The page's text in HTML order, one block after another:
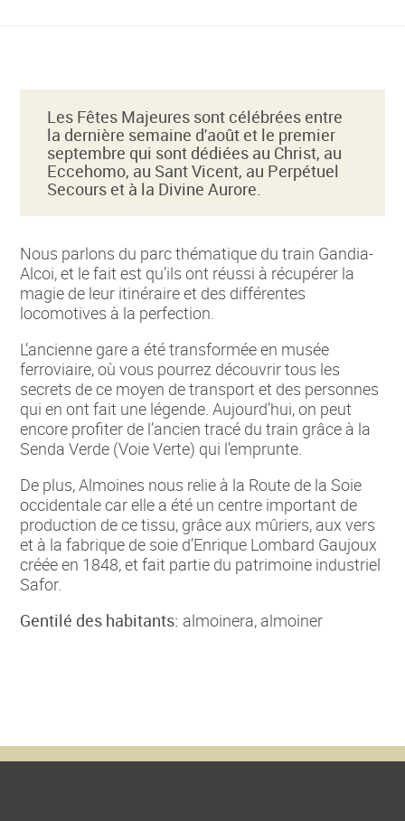
Les Fêtes Majeures sont célébrées entre
la dernière semaine d'août et le premier
septembre qui sont dédiées au Christ, au
Eccehomo, au Sant Vicent, au Perpétuel
Secours et à la Divine Aurore.
Nous parlons du parc thématique du train Gandia-
Alcoi, et le fait est qu’ils ont réussi à récupérer la
magie de leur itinéraire et des différentes
locomotives à la perfection.
L’ancienne gare a été transformée en musée
ferroviaire, où vous pourrez découvrir tous les
secrets de ce moyen de transport et des personnes
qui en ont fait une légende. Aujourd’hui, on peut
encore profiter de l’ancien tracé du train grâce à la
Senda Verde (Voie Verte) qui l’emprunte.
De plus, Almoines nous relie à la Route de la Soie
occidentale car elle a été un centre important de
production de ce tissu, grâce aux mûriers, aux vers
et à la fabrique de soie d’Enrique Lombard Gaujoux
créée en 1848, et fait partie du patrimoine industriel
Safor.
Gentilé des habitants: almoinera, almoiner